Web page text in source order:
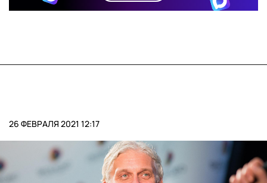
26 ФЕВРАЛЯ 2021 12:17